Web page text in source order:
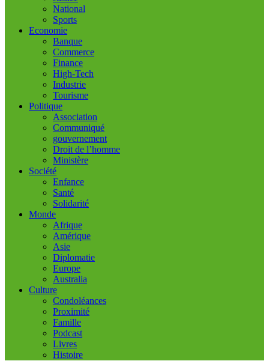
National
Sports
Economie
Banque
Commerce
Finance
High-Tech
Industrie
Tourisme
Politique
Association
Communiqué
gouvernement
Droit de l’homme
Ministère
Société
Enfance
Santé
Solidarité
Monde
Afrique
Amérique
Asie
Diplomatie
Europe
Australia
Culture
Condoléances
Proximité
Famille
Podcast
Livres
Histoire